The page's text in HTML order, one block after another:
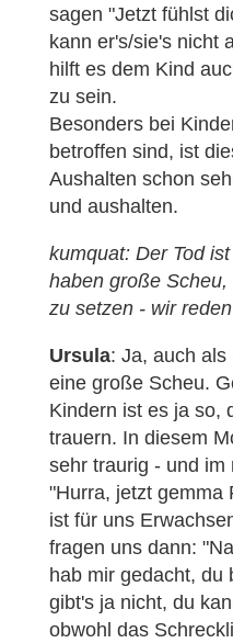
sagen "Jetzt fühlst
kann er's/sie's nicht
hilft es dem Kind
zu sein.
Besonders bei
betroffen sind, ist
Aushalten schon
und aushalten.
kumquat: Der Tod
haben große
zu setzen - wir
Ursula: Ja, auch als
eine große Scheu.
Kindern ist es ja so,
trauern. In diesem
sehr traurig - und im
"Hurra, jetzt gemma
ist für uns
fragen uns dann:
hab mir gedacht, du
gibt's ja nicht, du
obwohl das